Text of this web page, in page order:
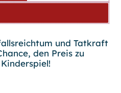
und Tatkraft
den Preis zu